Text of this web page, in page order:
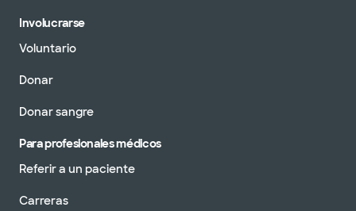
Involucrarse
Voluntario
Donar
Donar sangre
Para profesionales médicos
Referir a un paciente
Carreras